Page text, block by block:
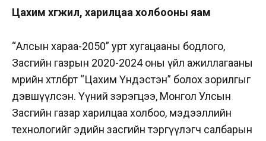
Цахим хөгжил, харилцаа холбооны яам
“Алсын хараа-2050” урт хугацааны бодлого,
Засгийн газрын 2020-2024 оны үйл ажиллагааны
мөрийн хөтөлбөрт “Цахим Үндэстэн” болох зорилгыг
дэвшүүлсэн. Үүний зэрэгцээ, Монгол Улсын
Засгийн газар харилцаа холбоо, мэдээллийн
технологийг эдийн засгийн тэргүүлэгч салбарын